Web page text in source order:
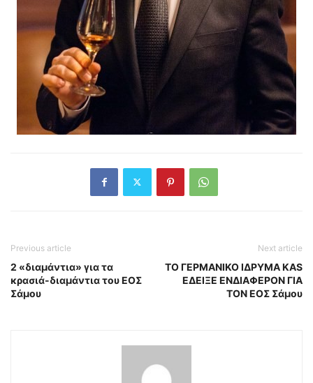
Previous article
2 «διαμάντια» για τα
κρασιά-διαμάντια του ΕΟΣ
Σάμου
Next article
TO ΓΕΡΜΑΝΙΚΟ ΙΔΡΥΜΑ KAS
ΕΔΕΙΞΕ ΕΝΔΙΑΦΕΡΟΝ ΓΙΑ
ΤΟΝ ΕΟΣ Σάμου